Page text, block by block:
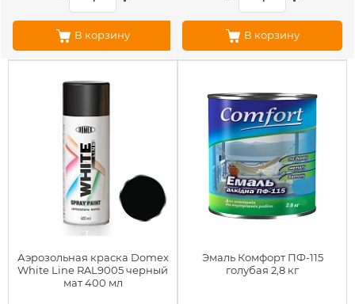
В корзину В корзину
Аэрозольная краска Domex
White Line RAL9005 черный
мат 400 мл
Эмаль Комфорт ПФ-115
голубая 2,8 кг